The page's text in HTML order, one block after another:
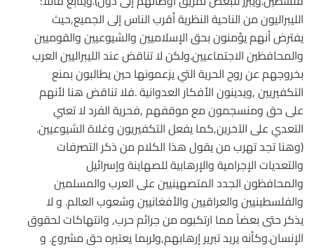
الليبراليون من الناحية النظرية أقرب الناس إلى الجميع,حيث
يفترض أنهم يؤمنون بحق الإسلاميين والشيوعيين والقوميين
والمحافظين الاجتماعيين.ولكن لا تناقض عند الليبراليين العرب
بخروجهم عن روح الحرية التي يزعمونها حين يطالبون بمنع
التكفيريين ,ويدينون الأفكار العدوانية .فلا تناقض هنا لأنهم
على حق ومنسجمون مع موقفهم ,فحرية الفرد لا تعني
التعدي على الآخرين,كما يفعل التكفيريون وغلاة الشيوعيين.
(وهنا تجد تهرب من يقول هذا الكلام من ذكر التصرفات
والتعديات الإجرامية والإرهابية للصهاينة وإسرائيل
والمحافظون الجدد المتصهينيين على العرب والمسلمين
والفلسطينيين والعراقيين والأفغانيين وشعوب العالم. و لا
يذكر حتى بعضاً مما ارتكبوه من جرائم حرب, وانتهاكات لحقوق
الإنسان.وكأنه يريد تبرير إرهابهم,ولربما يعتبره حق مشروع. و